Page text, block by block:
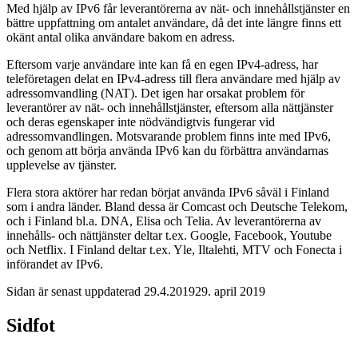
Med hjälp av IPv6 får leverantörerna av nät- och innehållstjänster en
bättre uppfattning om antalet användare, då det inte längre finns ett
okänt antal olika användare bakom en adress.
Eftersom varje användare inte kan få en egen IPv4-adress, har
teleföretagen delat en IPv4-adress till flera användare med hjälp av
adressomvandling (NAT). Det igen har orsakat problem för
leverantörer av nät- och innehållstjänster, eftersom alla nättjänster
och deras egenskaper inte nödvändigtvis fungerar vid
adressomvandlingen. Motsvarande problem finns inte med IPv6,
och genom att börja använda IPv6 kan du förbättra användarnas
upplevelse av tjänster.
Flera stora aktörer har redan börjat använda IPv6 såväl i Finland
som i andra länder. Bland dessa är Comcast och Deutsche Telekom,
och i Finland bl.a. DNA, Elisa och Telia. Av leverantörerna av
innehålls- och nättjänster deltar t.ex. Google, Facebook, Youtube
och Netflix. I Finland deltar t.ex. Yle, Iltalehti, MTV och Fonecta i
införandet av IPv6.
Sidan är senast uppdaterad 29.4.201929. april 2019
Sidfot